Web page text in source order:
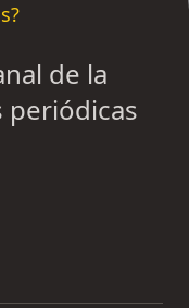
de la
periódicas